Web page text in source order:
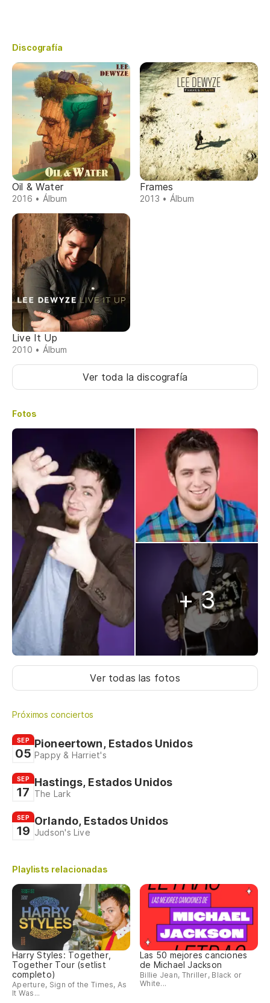
Discografía
Oil & Water
2016 • Álbum
Frames
2013 • Álbum
Live It Up
2010 • Álbum
Ver toda la discografía
Fotos
+ 3
Ver todas las fotos
Próximos conciertos
SEP
05
Pioneertown, Estados Unidos
Pappy & Harriet's
SEP
17
Hastings, Estados Unidos
The Lark
SEP
19
Orlando, Estados Unidos
Judson's Live
Playlists relacionadas
Harry Styles: Together,
Together Tour (setlist
completo)
Aperture, Sign of the Times, As
It Was...
Las 50 mejores canciones
de Michael Jackson
Billie Jean, Thriller, Black or
White...